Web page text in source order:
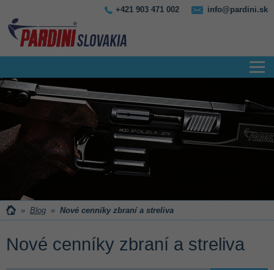
+421 903 471 002 info@pardini.sk
» Blog » Nové cenníky zbraní a streliva
Nové cenníky zbraní a streliva